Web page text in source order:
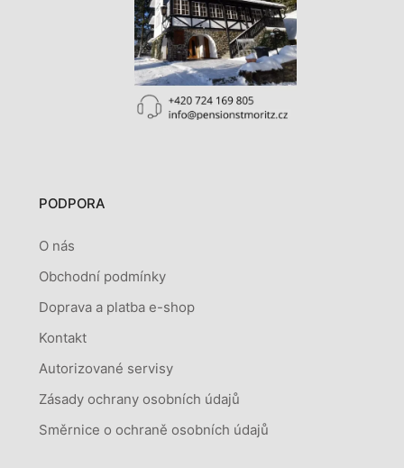
PODPORA
O nás
Obchodní podmínky
Doprava a platba e-shop
Kontakt
Autorizované servisy
Zásady ochrany osobních údajů
Směrnice o ochraně osobních údajů